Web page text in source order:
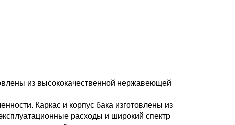
из высококачественной нержавеющей
Каркас и корпус бака изготовлены из
расходы и широкий спектр